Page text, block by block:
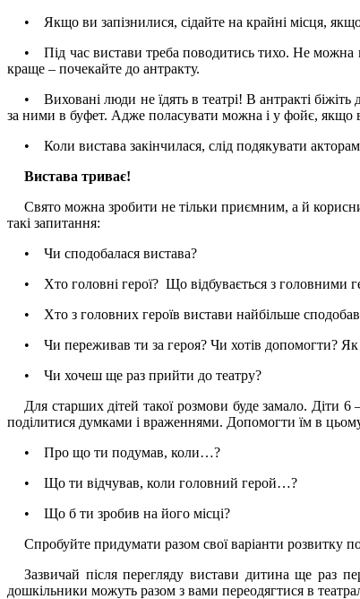
• Якщо ви запізнилися, сідайте на крайні місця,
• Під час вистави треба поводитись тихо. Не можна
краще – почекайте до антракту.
• Виховані люди не їдять в театрі! В антракті біжіть
за ними в буфет. Адже поласувати можна і у фойє, якщо
• Коли вистава закінчилася, слід подякувати
Вистава триває!
Свято можна зробити не тільки приємним, а й
такі запитання:
• Чи сподобалася вистава?
• Хто головні герої? Що відбувається з головними
• Хто з головних героїв вистави найбільше
• Чи переживав ти за героя? Чи хотів допомогти? Як
• Чи хочеш ще раз прийти до театру?
Для старших дітей такої розмови буде замало. Діти
поділитися думками і враженнями. Допомогти їм в
• Про що ти подумав, коли…?
• Що ти відчував, коли головний герой…?
• Що б ти зробив на його місці?
Спробуйте придумати разом свої варіанти розвитку
Зазвичай після перегляду вистави дитина ще раз
дошкільники можуть разом з вами переодягтися в